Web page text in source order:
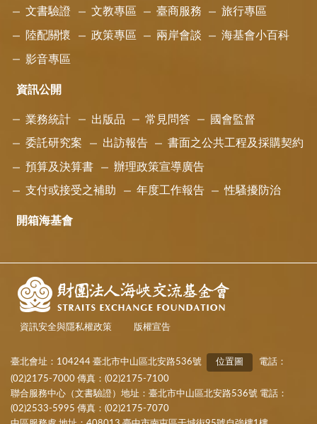
文書驗證 文教專區 臺商服務 旅行專區
陸配關懷 政策專區 兩岸會談 海基會小百科
影音專區
資訊公開
業務統計 出版品 常見問答 國會監督
委託研究案 出訪報告 書面之公共工程及採購契約
預算及決算書 辦理政策宣導廣告
支付或接受之補助 年度工作報告 性騷擾防治
開箱海基會
資訊安全與隱私權政策 版權宣告
臺北會址：104244 臺北市中山區北安路536號 位置圖
電話：
(02)2175-7000 傳真：(02)2175-7100
聯合服務中心（文書驗證）地址：臺北市中山區北安路536號 電話：
(02)2533-5995 傳真：(02)2175-7070